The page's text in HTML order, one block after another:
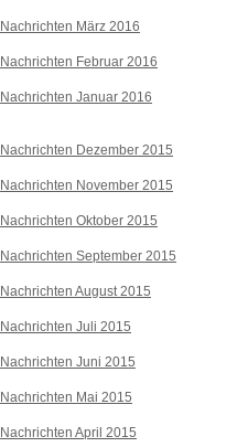
Nachrichten März 2016
Nachrichten Februar 2016
Nachrichten Januar 2016
Nachrichten Dezember 2015
Nachrichten November 2015
Nachrichten Oktober 2015
Nachrichten September 2015
Nachrichten August 2015
Nachrichten Juli 2015
Nachrichten Juni 2015
Nachrichten Mai 2015
Nachrichten April 2015